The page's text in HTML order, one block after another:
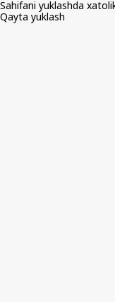
Sahifani yuklashda
Qayta yuklash